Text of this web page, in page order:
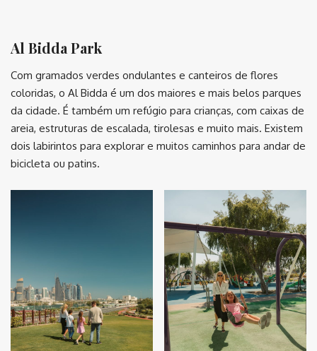
Al Bidda Park
Com gramados verdes ondulantes e canteiros de flores
coloridas, o Al Bidda é um dos maiores e mais belos parques
da cidade. É também um refúgio para crianças, com caixas de
areia, estruturas de escalada, tirolesas e muito mais. Existem
dois labirintos para explorar e muitos caminhos para andar de
bicicleta ou patins.